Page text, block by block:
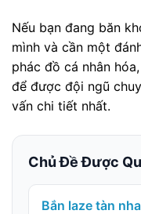
Nếu bạn đang băn
mình và cần một
phác đồ cá nhân
để được đội ngũ
vấn chi tiết nhất.
Chủ Đề Được
Bắn laze tàn